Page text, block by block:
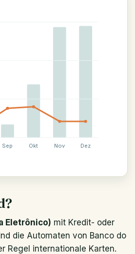
Sep Okt Nov Dez
Eletrônico) mit Kredit- oder
die Automaten von Banco do
Regel internationale Karten.